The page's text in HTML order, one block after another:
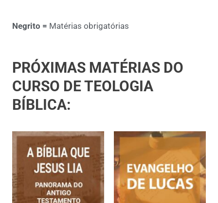
Negrito = Matérias obrigatórias
PRÓXIMAS MATÉRIAS DO
CURSO DE TEOLOGIA
BÍBLICA: